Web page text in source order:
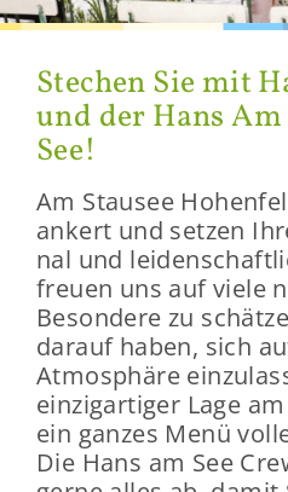
Ste­chen Sie mit
und der Hans
See!
Am Stau­see
an­kert und set­zen
nal und
freu­en uns auf viele
Be­son­de­re zu
dar­auf haben, sich
Atmosphäre
ein­zig­ar­ti­ger Lage
ein gan­zes Menü
Die Hans am See